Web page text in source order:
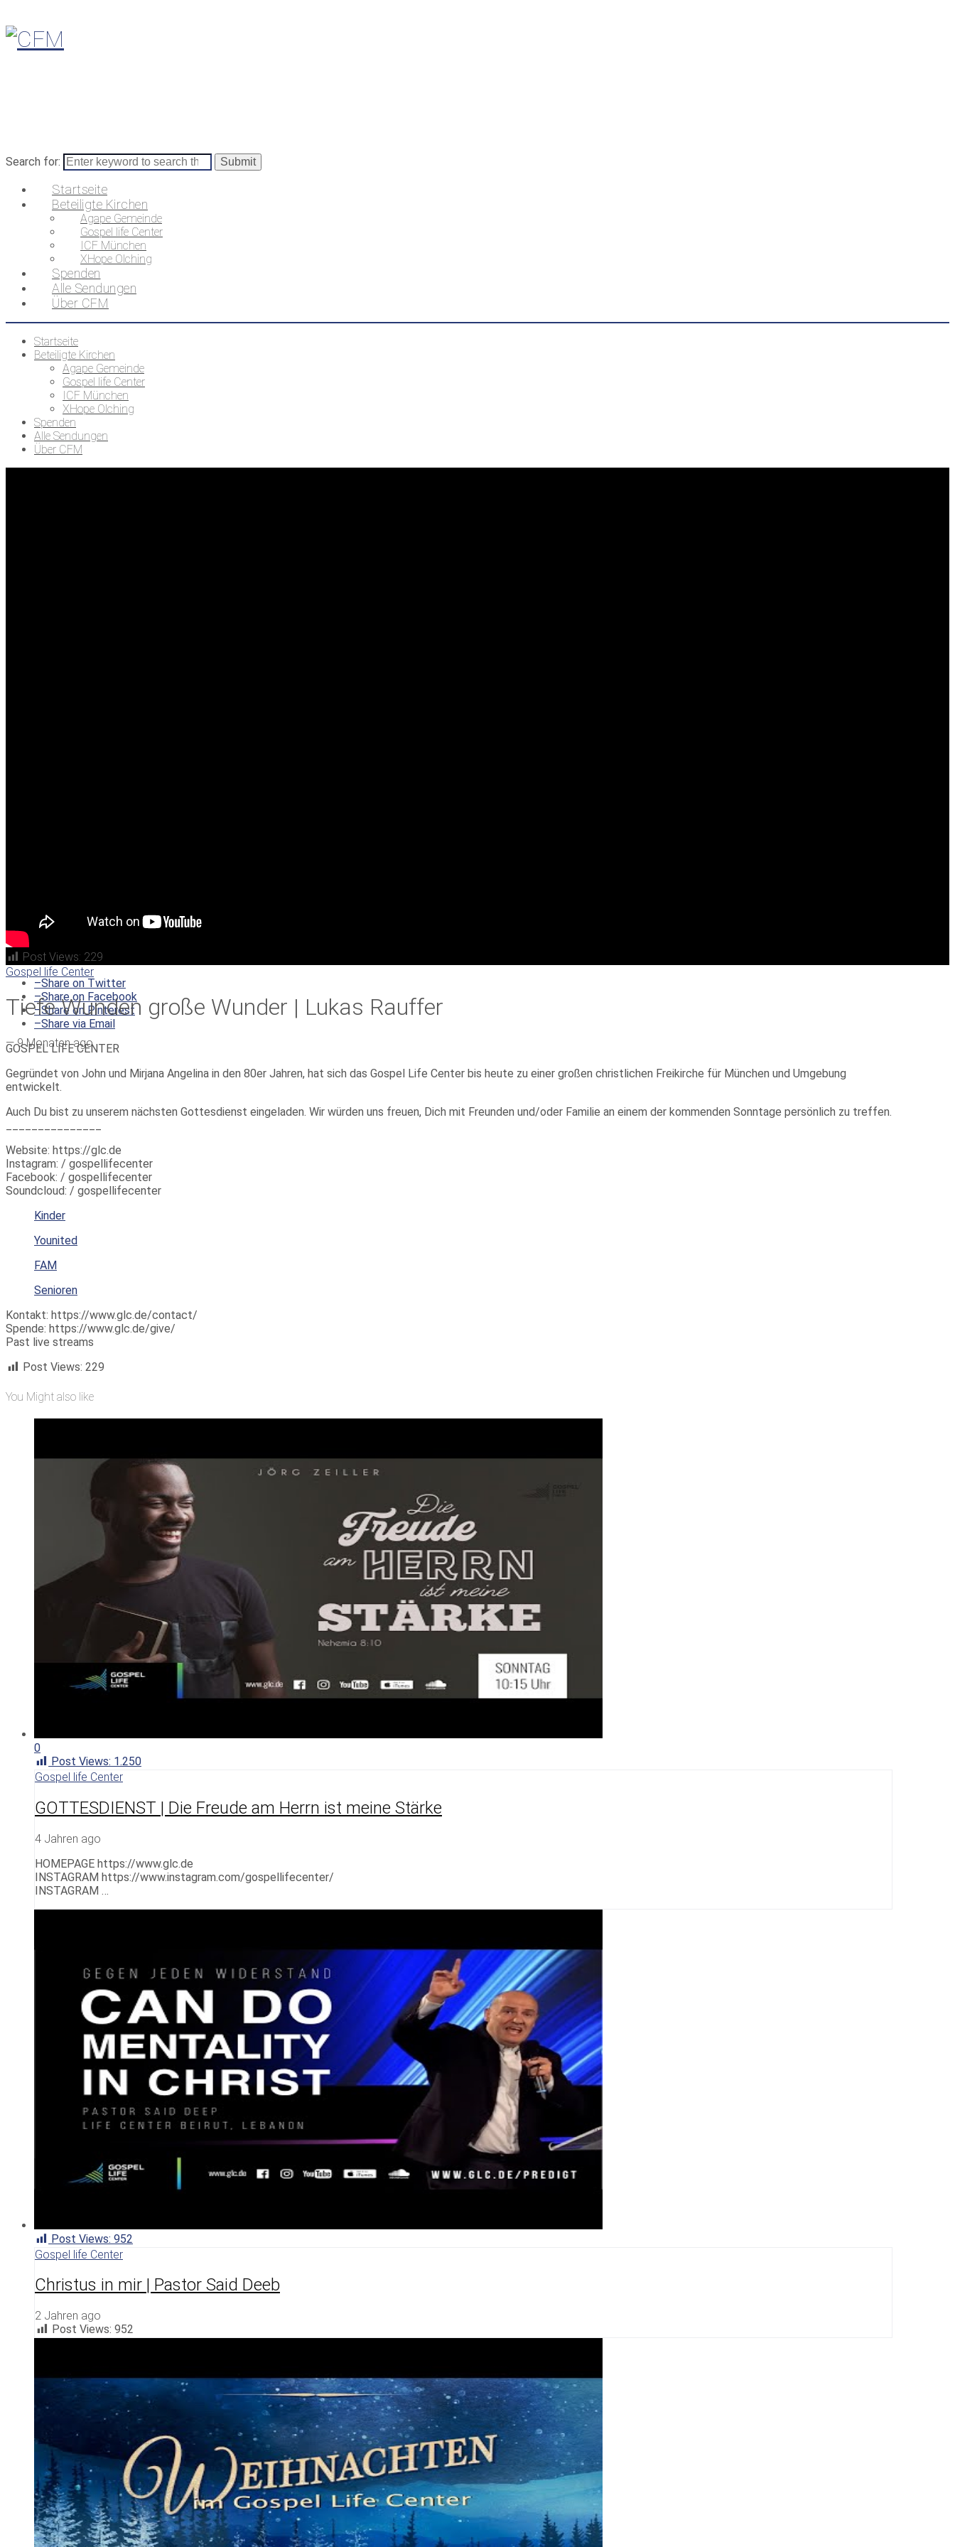
Search for:
Startseite
Beteiligte Kirchen
Agape Gemeinde
Gospel life Center
ICF München
XHope Olching
Spenden
Alle Sendungen
Über CFM
Startseite
Beteiligte Kirchen
Agape Gemeinde
Gospel life Center
ICF München
XHope Olching
Spenden
Alle Sendungen
Über CFM
Post Views: 229
Gospel life Center
Tiefe Wunden große Wunder | Lukas Rauffer
— 9 Monaten ago
–Share on Twitter
–Share on Facebook
–Share on Pinterest
–Share via Email
GOSPEL LIFE CENTER
Gegründet von John und Mirjana Angelina in den 80er Jahren, hat sich das Gospel Life Center bis heute zu einer großen christlichen Freikirche für München und Umgebung
entwickelt.
Auch Du bist zu unserem nächsten Gottesdienst eingeladen. Wir würden uns freuen, Dich mit Freunden und/oder Familie an einem der kommenden Sonntage persönlich zu treffen.
Website: https://glc.de
Instagram: / gospellifecenter
Facebook: / gospellifecenter
Soundcloud: / gospellifecenter
Kinder
Younited
FAM
Senioren
Kontakt: https://www.glc.de/contact/
Spende: https://www.glc.de/give/
Past live streams
Post Views: 229
You Might also like
0
Post Views: 1.250
Gospel life Center
GOTTESDIENST | Die Freude am Herrn ist meine Stärke
4 Jahren ago
HOMEPAGE https://www.glc.de
INSTAGRAM https://www.instagram.com/gospellifecenter/
INSTAGRAM …
Post Views: 952
Gospel life Center
Christus in mir | Pastor Said Deeb
2 Jahren ago
Post Views: 952